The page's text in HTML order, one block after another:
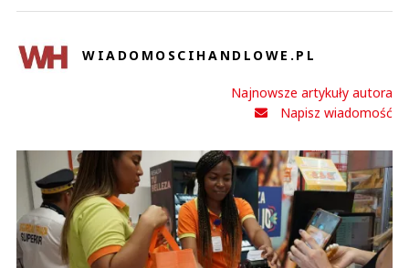
WIADOMOSCIHANDLOWE.PL
Najnowsze artykuły autora
Napisz wiadomość